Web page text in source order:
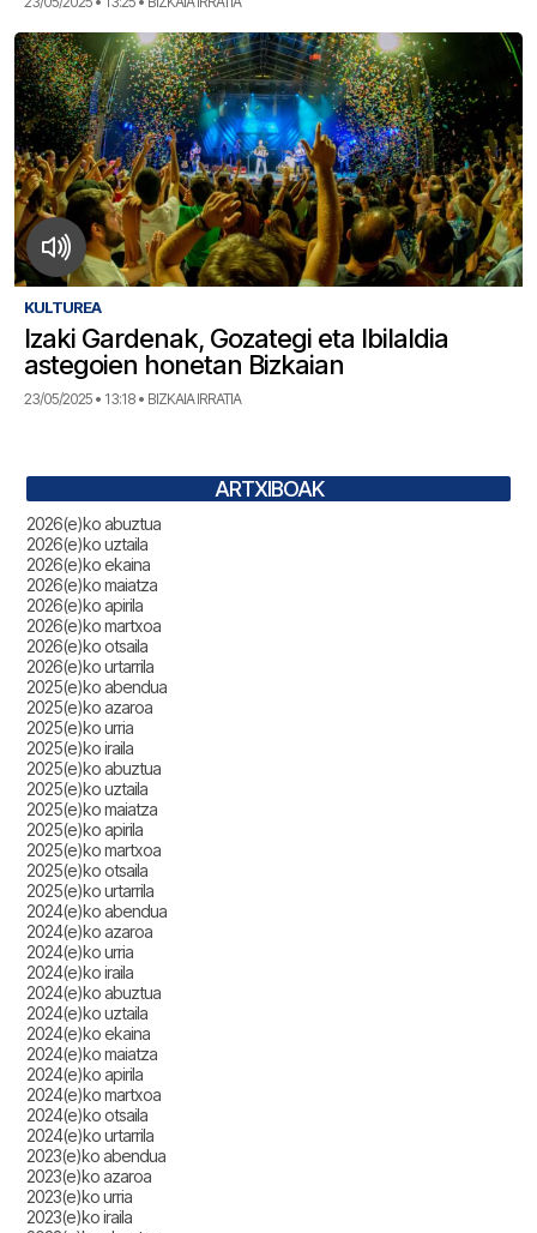
KULTUREA
Izaki Gardenak, Gozategi eta Ibilaldia
astegoien honetan Bizkaian
23/05/2025 • 13:18 • BIZKAIA IRRATIA
ARTXIBOAK
2026(e)ko abuztua
2026(e)ko uztaila
2026(e)ko ekaina
2026(e)ko maiatza
2026(e)ko apirila
2026(e)ko martxoa
2026(e)ko otsaila
2026(e)ko urtarrila
2025(e)ko abendua
2025(e)ko azaroa
2025(e)ko urria
2025(e)ko iraila
2025(e)ko abuztua
2025(e)ko uztaila
2025(e)ko maiatza
2025(e)ko apirila
2025(e)ko martxoa
2025(e)ko otsaila
2025(e)ko urtarrila
2024(e)ko abendua
2024(e)ko azaroa
2024(e)ko urria
2024(e)ko iraila
2024(e)ko abuztua
2024(e)ko uztaila
2024(e)ko ekaina
2024(e)ko maiatza
2024(e)ko apirila
2024(e)ko martxoa
2024(e)ko otsaila
2024(e)ko urtarrila
2023(e)ko abendua
2023(e)ko azaroa
2023(e)ko urria
2023(e)ko iraila